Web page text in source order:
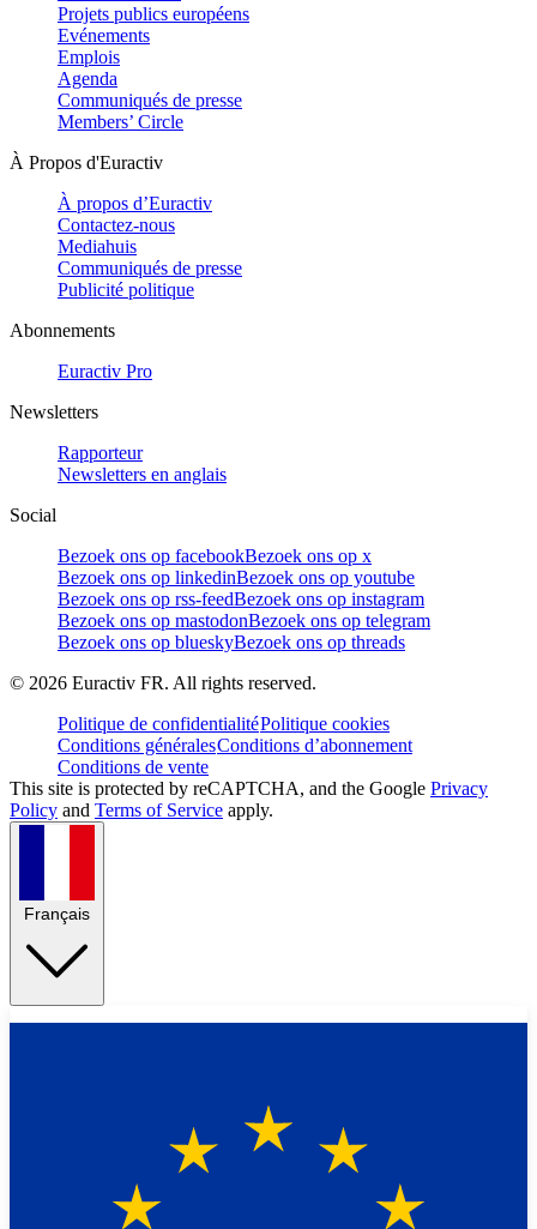
Projets publics européens
Evénements
Emplois
Agenda
Communiqués de presse
Members’ Circle
À Propos d'Euractiv
À propos d’Euractiv
Contactez-nous
Mediahuis
Communiqués de presse
Publicité politique
Abonnements
Euractiv Pro
Newsletters
Rapporteur
Newsletters en anglais
Social
Bezoek ons op facebookBezoek ons op x
Bezoek ons op linkedinBezoek ons op youtube
Bezoek ons op rss-feedBezoek ons op instagram
Bezoek ons op mastodonBezoek ons op telegram
Bezoek ons op blueskyBezoek ons op threads
© 2026 Euractiv FR. All rights reserved.
Politique de confidentialitéPolitique cookies
Conditions généralesConditions d’abonnement
Conditions de vente
This site is protected by reCAPTCHA, and the Google Privacy
Policy and Terms of Service apply.
Français